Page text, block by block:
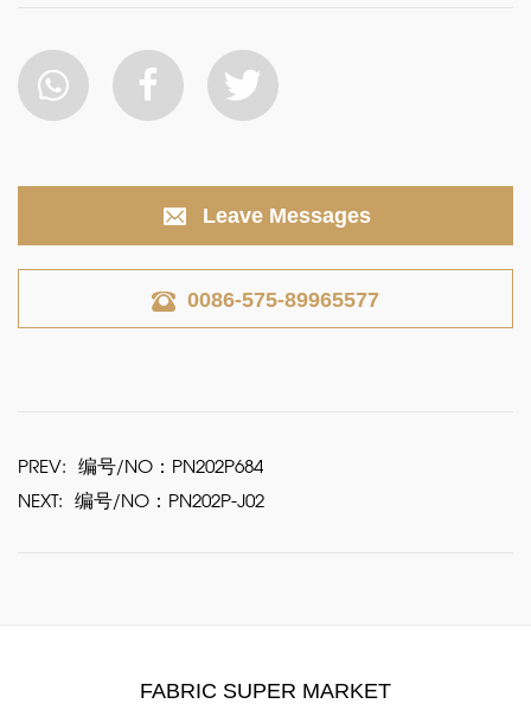
Leave Messages
0086-575-89965577
PREV: 编号/NO：PN202P684
NEXT: 编号/NO：PN202P-J02
FABRIC SUPER MARKET